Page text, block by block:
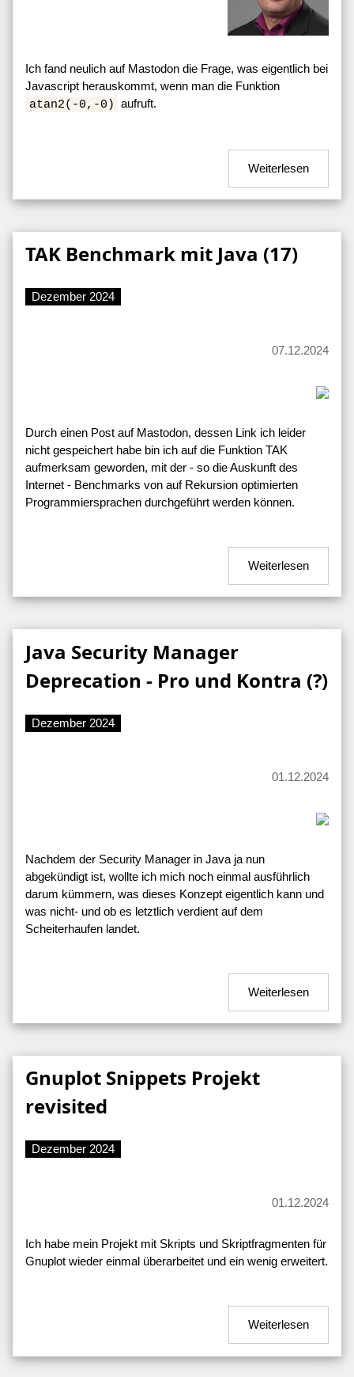
Ich fand neulich auf Mastodon die Frage, was eigentlich bei
Javascript herauskommt, wenn man die Funktion
atan2(-0,-0) aufruft.
Weiterlesen
TAK Benchmark mit Java (17)
Dezember 2024
07.12.2024
Durch einen Post auf Mastodon, dessen Link ich leider
nicht gespeichert habe bin ich auf die Funktion TAK
aufmerksam geworden, mit der - so die Auskunft des
Internet - Benchmarks von auf Rekursion optimierten
Programmiersprachen durchgeführt werden können.
Weiterlesen
Java Security Manager
Deprecation - Pro und Kontra (?)
Dezember 2024
01.12.2024
Nachdem der Security Manager in Java ja nun
abgekündigt ist, wollte ich mich noch einmal ausführlich
darum kümmern, was dieses Konzept eigentlich kann und
was nicht- und ob es letztlich verdient auf dem
Scheiterhaufen landet.
Weiterlesen
Gnuplot Snippets Projekt
revisited
Dezember 2024
01.12.2024
Ich habe mein Projekt mit Skripts und Skriptfragmenten für
Gnuplot wieder einmal überarbeitet und ein wenig erweitert.
Weiterlesen